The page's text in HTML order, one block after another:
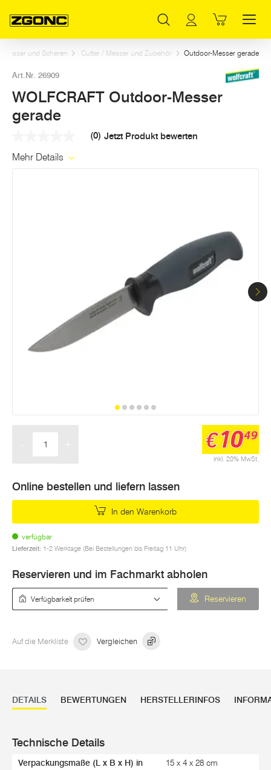
Messer und Scheren Cutter / Messer und Zubehör Outdoor-Messer gerade
Art.Nr. 26909
WOLFCRAFT Outdoor-Messer
gerade
Link
(0) Jetzt Produkt bewerten
Mehr Details
inkl. 20% MwSt.
€1049
Online bestellen und liefern lassen
In den Warenkorb
verfügbar
Lieferzeit: 1-2 Werktage (Bei Bestellungen bis Freitag 11 Uhr)
Reservieren und im Fachmarkt abholen
Reservieren
Auf die Merkliste Vergleichen
DETAILS BEWERTUNGEN HERSTELLERINFOS
Technische Details
Verpackungsmaße (L x B x H) in
15 x 4 x 28 cm